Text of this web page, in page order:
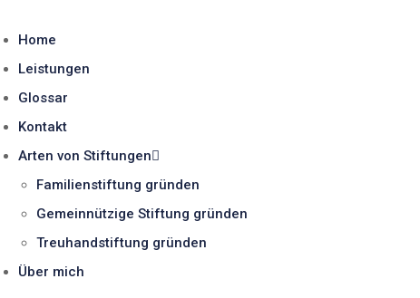
Home
Leistungen
Glossar
Kontakt
Arten von Stiftungen
Familienstiftung gründen
Gemeinnützige Stiftung gründen
Treuhandstiftung gründen
Über mich